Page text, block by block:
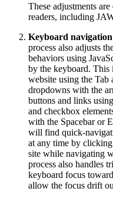
These adjustments
readers, including
Keyboard
process also adjusts
behaviors using
by the keyboard. This
website using the Tab
dropdowns with the
buttons and links
and checkbox
with the Spacebar or
will find quick-
at any time by
site while navigating
process also handles
keyboard focus
allow the focus drift